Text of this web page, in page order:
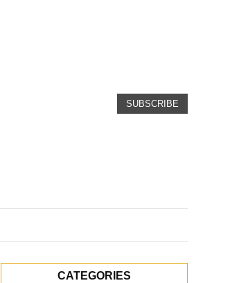
SUBSCRIBE
CATEGORIES